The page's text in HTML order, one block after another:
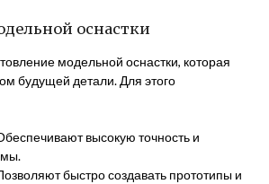
оснастки
модельной оснастки, которая
будущей детали. Для этого
высокую точность и
быстро создавать прототипы и